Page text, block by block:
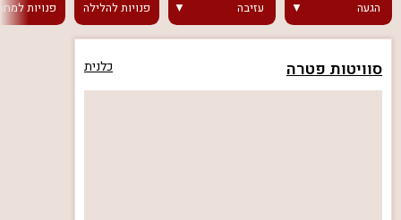
הגעה עזיבה פנויותלהלילה פנויות
סוויטות פטרה כלנית